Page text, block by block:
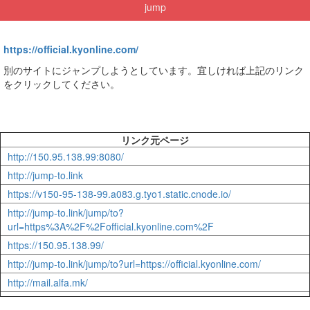
jump
https://official.kyonline.com/
別のサイトにジャンプしようとしています。宜しければ上記のリンク
をクリックしてください。
リンク元ページ
http://150.95.138.99:8080/
http://jump-to.link
https://v150-95-138-99.a083.g.tyo1.static.cnode.io/
http://jump-to.link/jump/to?
url=https%3A%2F%2Fofficial.kyonline.com%2F
https://150.95.138.99/
http://jump-to.link/jump/to?url=https://official.kyonline.com/
http://mail.alfa.mk/